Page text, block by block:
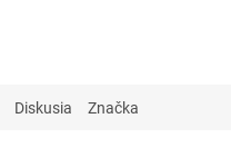
Diskusia Značka